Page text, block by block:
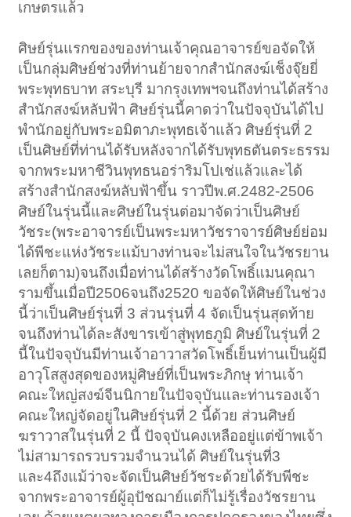
เกษตรแล้ว
ศิษย์รุ่นแรกของของท่านเจ้าคุณอาจารย์ขอจัดให้
เป็นกลุ่มศิษย์ช่วงที่ท่านย้ายจากสำนักสงฆ์เช็งจุ๊ยยี่
พระพุทธบาท สระบุรี มากรุงเทพฯจนถึงท่านได้สร้าง
สำนักสงฆ์หลับฟ้า ศิษย์รุ่นนี้คาดว่าในปัจจุบันได้ไป
พำนักอยู่กับพระอมิตาภะพุทธเจ้าแล้ว ศิษย์รุ่นที่ 2
เป็นศิษย์ที่ท่านได้รับหลังจากได้รับพุทธตันตระธรรม
จากพระมหาชีวินพุทธนอร่าริมโปเช่แล้วและได้
สร้างสำนักสงฆ์หลับฟ้าขึ้น ราวปีพ.ศ.2482-2506
ศิษย์ในรุ่นนี้และศิษย์ในรุ่นต่อมาจัดว่าเป็นศิษย์
วัชระ(พระอาจารย์เป็นพระมหาวัชราจารย์ศิษย์ย่อม
ได้พีชะแห่งวัชระแม้บางท่านจะไม่สนใจในวัชรยาน
เลยก็ตาม)จนถึงเมื่อท่านได้สร้างวัดโพธิ์แมนคุณา
รามขึ้นเมื่อปี2506จนถึง2520 ขอจัดให้ศิษย์ในช่วง
นี้ว่าเป็นศิษย์รุ่นที่ 3 ส่วนรุ่นที่ 4 จัดเป็นรุ่นสุดท้าย
จนถึงท่านได้ละสังขารเข้าสู่พุทธภูมิ ศิษย์ในรุ่นที่ 2
นี้ในปัจจุบันมีท่านเจ้าอาวาสวัดโพธิ์เย็นท่านเป็นผู้มี
อาวุโสสูงสุดของหมู่ศิษย์ที่เป็นพระภิกษุ ท่านเจ้า
คณะใหญ่สงฆ์จีนนิกายในปัจจุบันและท่านรองเจ้า
คณะใหญ่จัดอยู่ในศิษย์รุ่นที่ 2 นี้ด้วย ส่วนศิษย์
ฆราวาสในรุ่นที่ 2 นี้ ปัจจุบันคงเหลืออยู่แต่ข้าพเจ้า
ไม่สามารถรวบรวมจำนวนได้ ศิษย์ในรุ่นที่3
และ4ถึงแม้ว่าจะจัดเป็นศิษย์วัชระด้วยได้รับพีชะ
จากพระอาจารย์ผู้อุปัชฌาย์แต่ก็ไม่รู้เรื่องวัชรยาน